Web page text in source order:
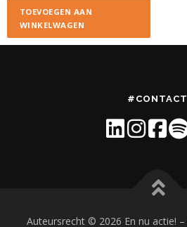
TOEVOEGEN AAN
WINKELWAGEN
#CONTACT
Auteursrecht © 2026 En nu actie! –